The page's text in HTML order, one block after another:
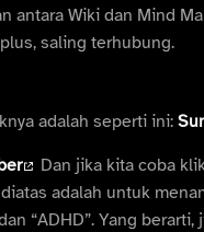
antara Wiki dan Mind
saling terhubung.
adalah seperti ini:
Dan jika kita coba
adalah untuk
“ADHD”. Yang